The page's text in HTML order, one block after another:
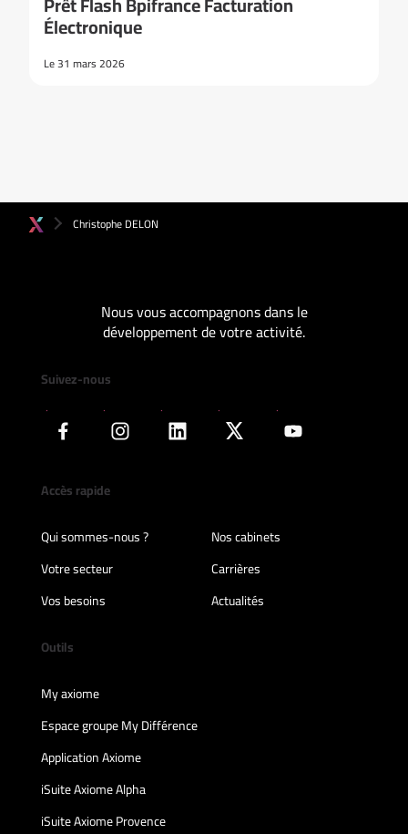
Électronique
Le 31 mars 2026
Christophe DELON
Nous vous accompagnons dans le
développement de votre activité.
Suivez-nous
Accès rapide
Qui sommes-nous ?
Nos cabinets
Votre secteur
Carrières
Vos besoins
Actualités
Outils
My axiome
Espace groupe My Différence
Application Axiome
iSuite Axiome Alpha
iSuite Axiome Provence